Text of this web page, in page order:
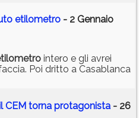
etilometro - 2 Gennaio
intero e gli avrei
Poi dritto a Casablanca
CEM torna protagonista - 26